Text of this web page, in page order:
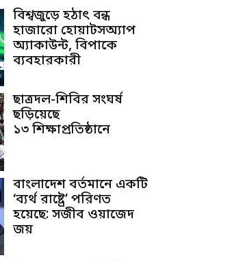
বিশ্বজুড়ে হঠাৎ বন্ধ
হাজারো হোয়াটসঅ্যাপ
অ্যাকাউন্ট, বিপাকে
ব্যবহারকারী
ছাত্রদল-শিবির সংঘর্ষ
ছড়িয়েছে
১৩ শিক্ষাপ্রতিষ্ঠানে
বাংলাদেশ বর্তমানে একটি
‘ব্যর্থ রাষ্ট্রে’ পরিণত
হয়েছে: সজীব ওয়াজেদ
জয়